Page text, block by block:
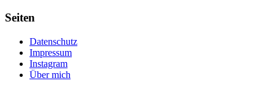
Seiten
Datenschutz
Impressum
Instagram
Über mich